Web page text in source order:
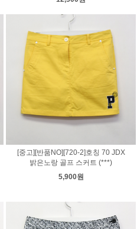
[중고][반품NO][720-2]호칭 70 JDX
밝은노랑 골프 스커트 (***)
5,900원